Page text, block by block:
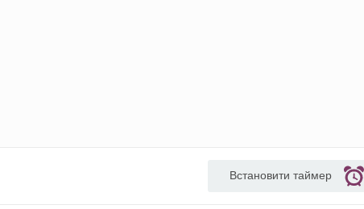
Встановити таймер